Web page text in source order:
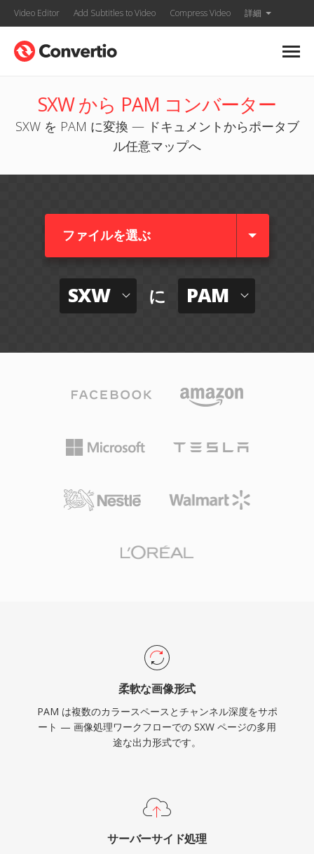
Video Editor Add Subtitles to Video Compress Video 詳細
SXW から PAM コンバーター
SXW を PAM に変換 — ドキュメントからポータブ
ル任意マップへ
ファイルを選ぶ
SXW に PAM
柔軟な画像形式
PAM は複数のカラースペースとチャンネル深度をサポ
ート — 画像処理ワークフローでの SXW ページの多用
途な出力形式です。
サーバーサイド処理